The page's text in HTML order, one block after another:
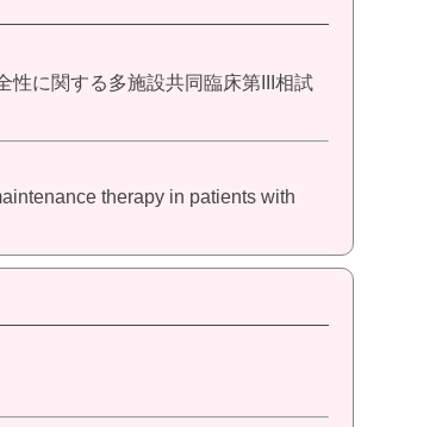
性に関する多施設共同臨床第III相試
therapy in patients with